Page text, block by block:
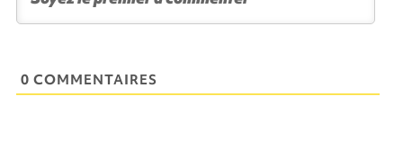
0 COMMENTAIRES